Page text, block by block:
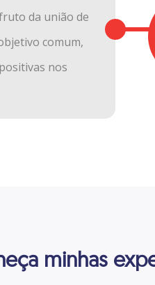
da união de
comum,
nos
minhas